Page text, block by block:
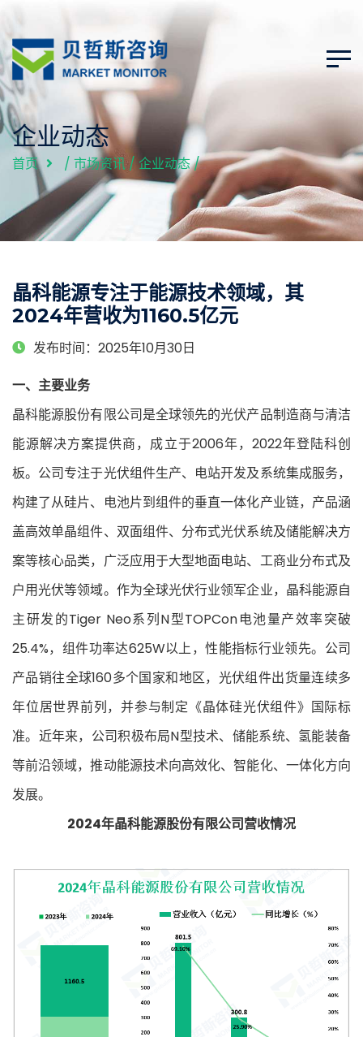
企业动态
首页 / 市场资讯/企业动态/
晶科能源专注于能源技术领域，其
2024年营收为1160.5亿元
发布时间：2025年10月30日
一、主要业务
晶科能源股份有限公司是全球领先的光伏产品制造商与清洁
能源解决方案提供商，成立于2006年，2022年登陆科创
板。公司专注于光伏组件生产、电站开发及系统集成服务，
构建了从硅片、电池片到组件的垂直一体化产业链，产品涵
盖高效单晶组件、双面组件、分布式光伏系统及储能解决方
案等核心品类，广泛应用于大型地面电站、工商业分布式及
户用光伏等领域。作为全球光伏行业领军企业，晶科能源自
主研发的Tiger Neo系列N型TOPCon电池量产效率突破
25.4%，组件功率达625W以上，性能指标行业领先。公司
产品销往全球160多个国家和地区，光伏组件出货量连续多
年位居世界前列，并参与制定《晶体硅光伏组件》国际标
准。近年来，公司积极布局N型技术、储能系统、氢能装备
等前沿领域，推动能源技术向高效化、智能化、一体化方向
发展。
2024年晶科能源股份有限公司营收情况